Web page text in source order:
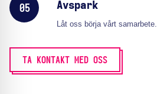
05 Avspark
Låt oss börja vårt samarbete.
TA KONTAKT MED OSS